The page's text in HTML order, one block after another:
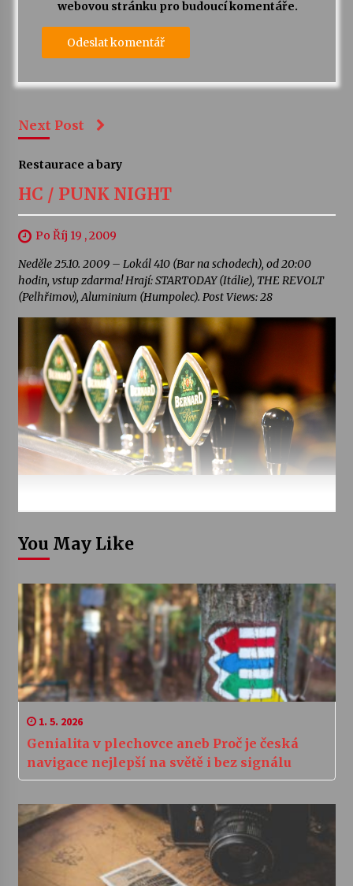
webovou stránku pro budoucí komentáře.
Next Post
Restaurace a bary
HC / PUNK NIGHT
Po Říj 19 , 2009
Neděle 25.10. 2009 – Lokál 410 (Bar na schodech), od 20:00
hodin, vstup zdarma! Hrají: STARTODAY (Itálie), THE REVOLT
(Pelhřimov), Aluminium (Humpolec). Post Views: 28
You May Like
1. 5. 2026
Genialita v plechovce aneb Proč je česká
navigace nejlepší na světě i bez signálu